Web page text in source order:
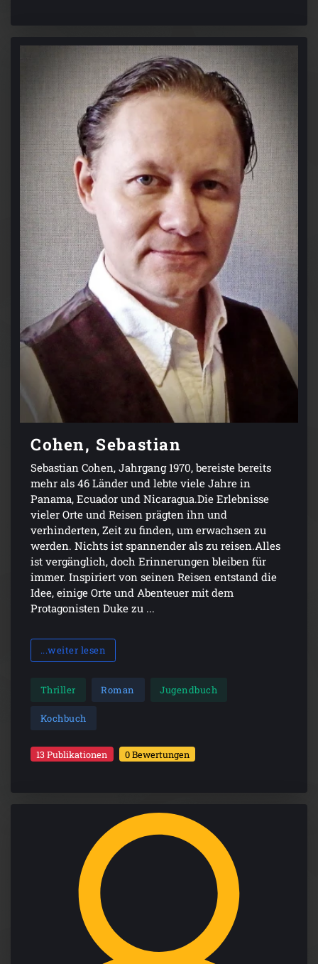
Cohen, Sebastian
Sebastian Cohen, Jahrgang 1970, bereiste bereits
mehr als 46 Länder und lebte viele Jahre in
Panama, Ecuador und Nicaragua.Die Erlebnisse
vieler Orte und Reisen prägten ihn und
verhinderten, Zeit zu finden, um erwachsen zu
werden. Nichts ist spannender als zu reisen.Alles
ist vergänglich, doch Erinnerungen bleiben für
immer. Inspiriert von seinen Reisen entstand die
Idee, einige Orte und Abenteuer mit dem
Protagonisten Duke zu ...
...weiter lesen
Thriller Roman Jugendbuch
Kochbuch
13 Publikationen 0 Bewertungen